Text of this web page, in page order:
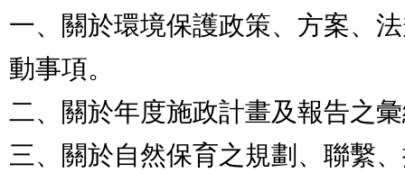
一、關於環境保護政策、方案、
動事項。
二、關於年度施政計畫及報告之
三、關於自然保育之規劃、聯繫